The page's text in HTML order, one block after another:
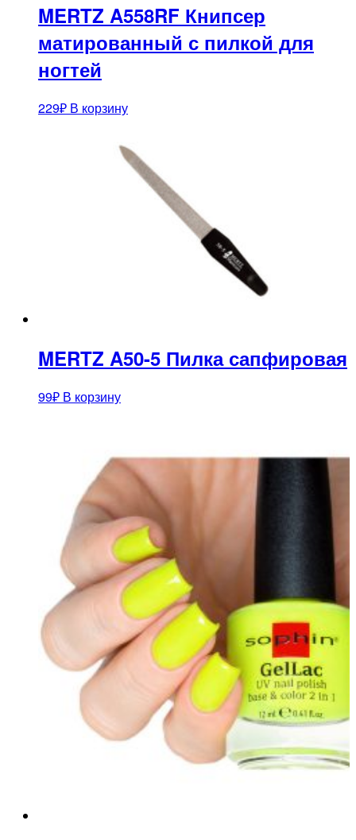
MERTZ A558RF Книпсер
матированный с пилкой для
ногтей
229₽ В корзину
MERTZ A50-5 Пилка сапфировая
99₽ В корзину